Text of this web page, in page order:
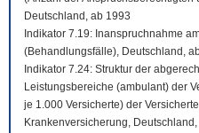
Deutschland, ab 1993
Indikator 7.19: Inanspruchnahme
(Behandlungsfälle), Deutschland,
Indikator 7.24: Struktur der
Leistungsbereiche (ambulant) der
je 1.000 Versicherte) der
Krankenversicherung,